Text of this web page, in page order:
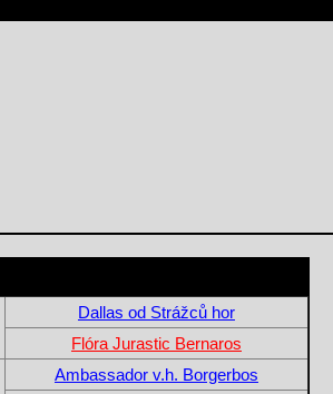
Dallas od Strážců hor
Flóra Jurastic Bernaros
Ambassador v.h. Borgerbos